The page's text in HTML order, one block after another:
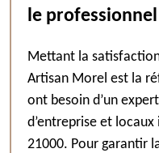
le
Mettant la
Artisan Morel est la
ont besoin d’un
d’entreprise et
21000. Pour garantir